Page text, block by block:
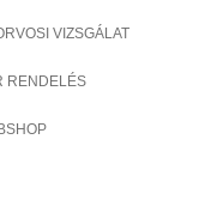
VIZSGÁLAT
RENDELÉS